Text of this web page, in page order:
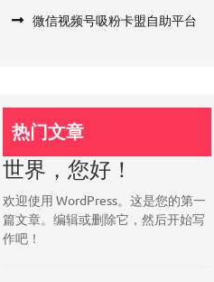
微信视频号吸粉卡盟自助平台
热门文章
世界，您好！
欢迎使用 WordPress。这是您的第一
篇文章。编辑或删除它，然后开始写
作吧！